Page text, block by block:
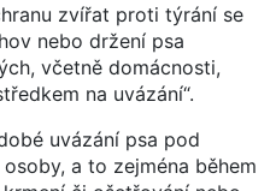
zvířat proti týrání se
nebo držení psa
včetně domácnosti,
na uvázání“.
uvázání psa pod
a to zejména během